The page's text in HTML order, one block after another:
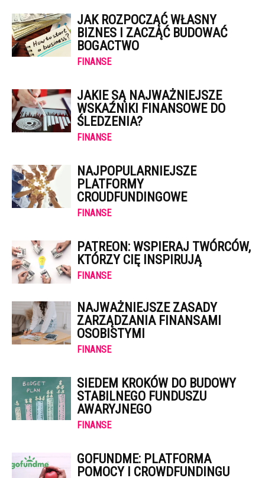
JAK ROZPOCZĄĆ WŁASNY
BIZNES I ZACZĄĆ BUDOWAĆ
BOGACTWO
FINANSE
JAKIE SĄ NAJWAŻNIEJSZE
WSKAŹNIKI FINANSOWE DO
ŚLEDZENIA?
FINANSE
NAJPOPULARNIEJSZE
PLATFORMY
CROUDFUNDINGOWE
FINANSE
PATREON: WSPIERAJ TWÓRCÓW,
KTÓRZY CIĘ INSPIRUJĄ
FINANSE
NAJWAŻNIEJSZE ZASADY
ZARZĄDZANIA FINANSAMI
OSOBISTYMI
FINANSE
SIEDEM KROKÓW DO BUDOWY
STABILNEGO FUNDUSZU
AWARYJNEGO
FINANSE
GOFUNDME: PLATFORMA
POMOCY I CROWDFUNDINGU